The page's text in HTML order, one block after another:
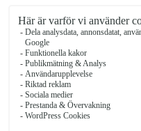
Trustpilot
Blomsterleverans